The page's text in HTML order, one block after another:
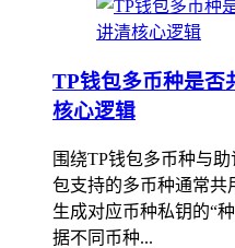
TP钱包多币种是否
核心逻辑
围绕TP钱包多币种与
包支持的多币种通常共
生成对应币种私钥的“
据不同币种...